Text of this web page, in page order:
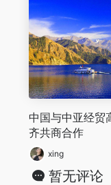
中国与中亚经贸
齐共商合作
xing
暂无评论